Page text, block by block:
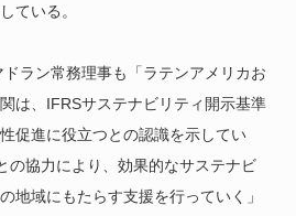
ている。
ラン常務理事も「ラテンアメリカお
は、IFRSサステナビリティ開示基準
促進に役立つとの認識を示してい
の協力により、効果的なサステナビ
地域にもたらす支援を行っていく」